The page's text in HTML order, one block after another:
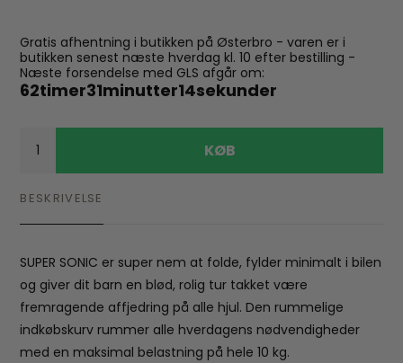
Gratis afhentning i butikken på Østerbro - varen er i
butikken senest næste hverdag kl. 10 efter bestilling -
Næste forsendelse med GLS afgår om:
62timer31minutter13sekunder
KØB
BESKRIVELSE
SUPER SONIC er super nem at folde, fylder minimalt i bilen
og giver dit barn en blød, rolig tur takket være
fremragende affjedring på alle hjul. Den rummelige
indkøbskurv rummer alle hverdagens nødvendigheder
med en maksimal belastning på hele 10 kg.